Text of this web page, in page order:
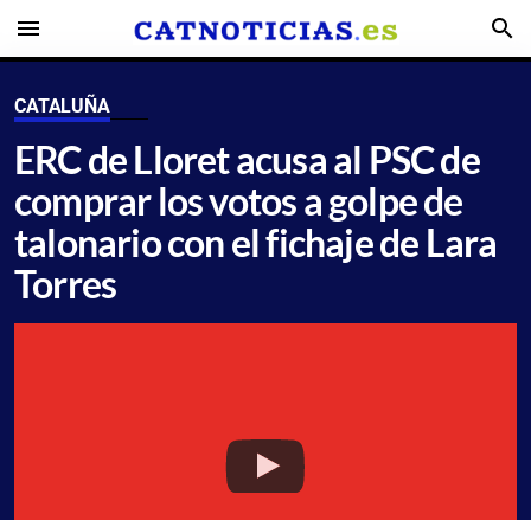
menu search
CATALUÑA
ERC de Lloret acusa al PSC de
comprar los votos a golpe de
talonario con el fichaje de Lara
Torres